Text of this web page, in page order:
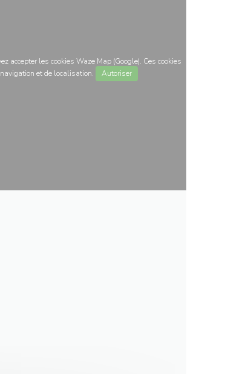
accepter les cookies Waze Map (Google). Ces cookies
et de localisation.
Autoriser